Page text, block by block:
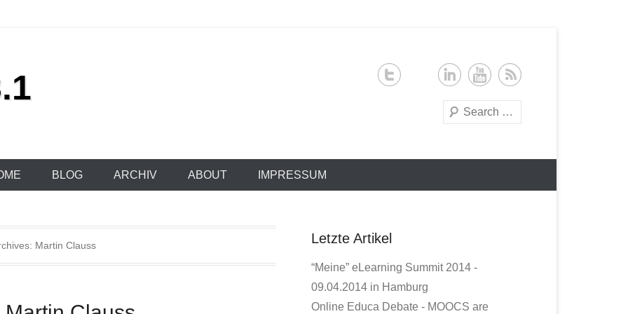
Search
BLOG ARCHIV ABOUT IMPRESSUM
Martin Clauss Letzte Artikel
“Meine” eLearning Summit 2014 -
09.04.2014 in Hamburg
Online Educa Debate - MOOCS are